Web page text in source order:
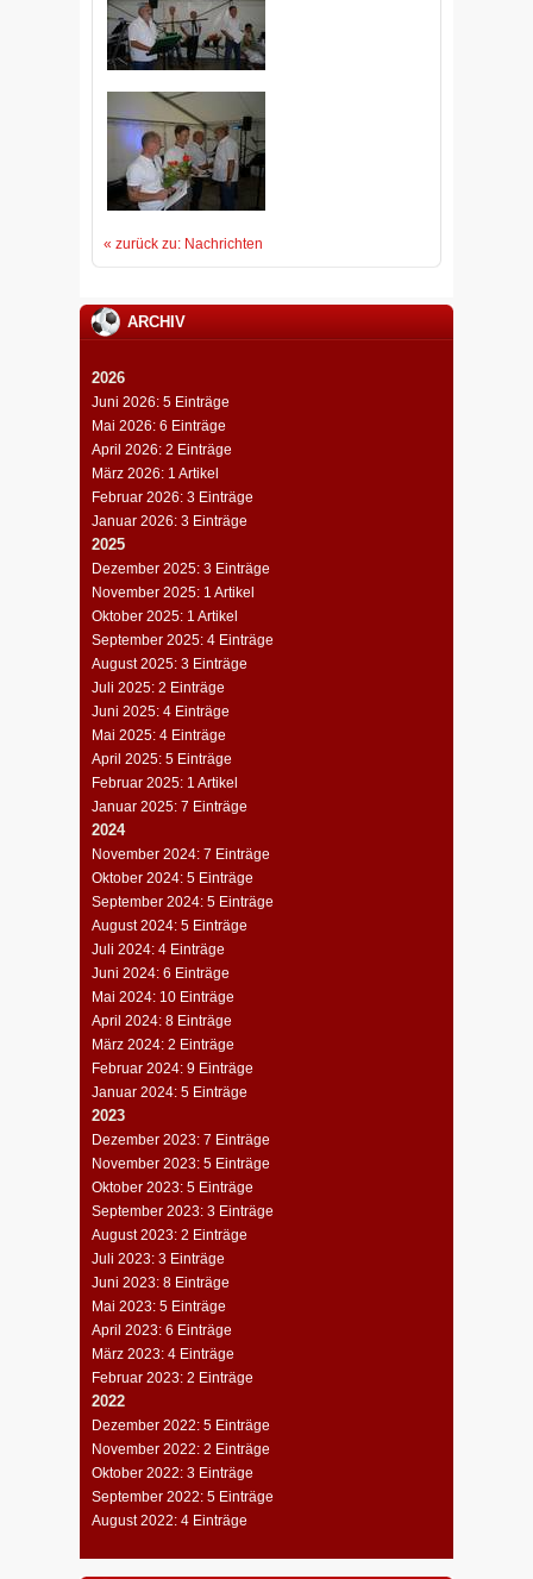
« zurück zu: Nachrichten
ARCHIV
2026
Juni 2026: 5 Einträge
Mai 2026: 6 Einträge
April 2026: 2 Einträge
März 2026: 1 Artikel
Februar 2026: 3 Einträge
Januar 2026: 3 Einträge
2025
Dezember 2025: 3 Einträge
November 2025: 1 Artikel
Oktober 2025: 1 Artikel
September 2025: 4 Einträge
August 2025: 3 Einträge
Juli 2025: 2 Einträge
Juni 2025: 4 Einträge
Mai 2025: 4 Einträge
April 2025: 5 Einträge
Februar 2025: 1 Artikel
Januar 2025: 7 Einträge
2024
November 2024: 7 Einträge
Oktober 2024: 5 Einträge
September 2024: 5 Einträge
August 2024: 5 Einträge
Juli 2024: 4 Einträge
Juni 2024: 6 Einträge
Mai 2024: 10 Einträge
April 2024: 8 Einträge
März 2024: 2 Einträge
Februar 2024: 9 Einträge
Januar 2024: 5 Einträge
2023
Dezember 2023: 7 Einträge
November 2023: 5 Einträge
Oktober 2023: 5 Einträge
September 2023: 3 Einträge
August 2023: 2 Einträge
Juli 2023: 3 Einträge
Juni 2023: 8 Einträge
Mai 2023: 5 Einträge
April 2023: 6 Einträge
März 2023: 4 Einträge
Februar 2023: 2 Einträge
2022
Dezember 2022: 5 Einträge
November 2022: 2 Einträge
Oktober 2022: 3 Einträge
September 2022: 5 Einträge
August 2022: 4 Einträge